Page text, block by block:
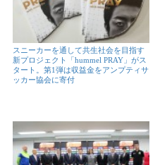
スニーカーを通して共生社会を目指す
新プロジェクト「hummel PRAY」がス
タート。第1弾は収益金をアンプティサ
ッカー協会に寄付